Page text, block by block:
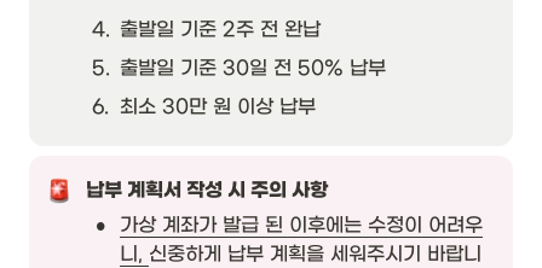
4. 출발일 기준 2주 전 완납
5. 출발일 기준 30일 전 50% 납부
6. 최소 30만 원 이상 납부
납부 계획서 작성 시 주의 사항
•
가상 계좌가 발급 된 이후에는 수정이 어려우
니, 신중하게 납부 계획을 세워주시기 바랍니